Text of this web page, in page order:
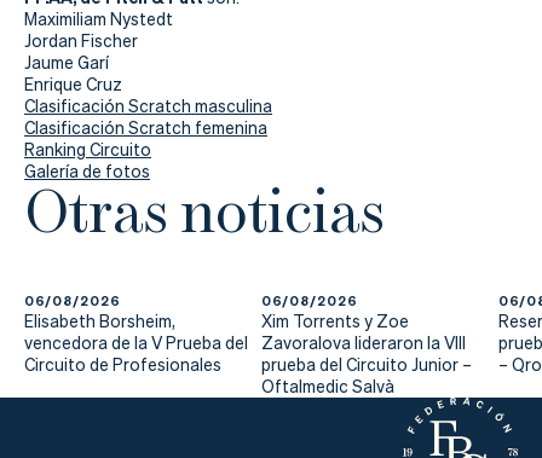
Maximiliam Nystedt
Jordan Fischer
Jaume Garí
Enrique Cruz
Clasificación Scratch masculina
Clasificación Scratch femenina
Ranking Circuito
Galería de fotos
Otras noticias
06/08/2026
Elisabeth Borsheim,
vencedora de la V Prueba del
Circuito de Profesionales
06/08/2026
Xim Torrents y Zoe
Zavoralova lideraron la VIII
prueba del Circuito Junior –
Oftalmedic Salvà
06/
–